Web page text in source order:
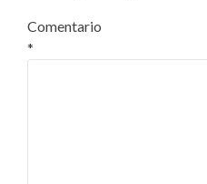
Comentario
*